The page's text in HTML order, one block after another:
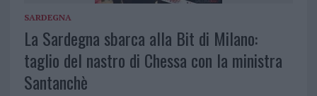
SARDEGNA
La Sardegna sbarca alla Bit di Milano:
taglio del nastro di Chessa con la ministra
Santanchè